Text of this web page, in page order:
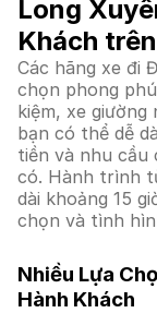
Long
Khách
Các hãng xe đi
chọn phong
kiệm, xe giường
bạn có thể dễ
tiền và nhu cầu
có. Hành trình
dài khoảng 15
chọn và tình
Nhiều Lựa
Hành Khách